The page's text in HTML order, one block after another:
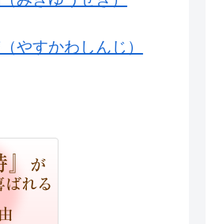
やすかわしんじ）